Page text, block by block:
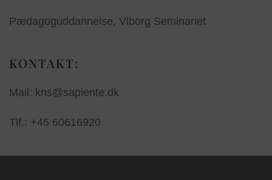
Pædagoguddannelse, Viborg Seminariet
KONTAKT:
Mail: kns@sapiente.dk
Tlf.: +45 60616920